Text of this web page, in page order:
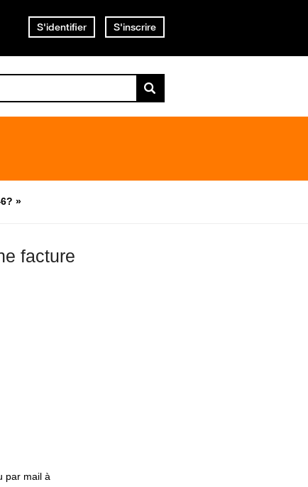
S'identifier S'inscrire
»
facture
par mail à